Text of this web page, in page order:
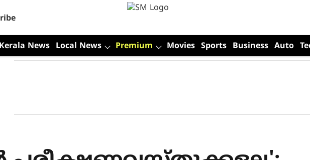
Kerala News Local News Premium Movies Sports Business Auto